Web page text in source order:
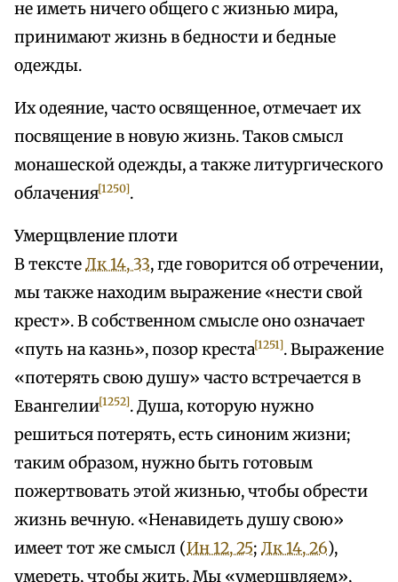
не иметь ничего общего с жизнью мира,
принимают жизнь в бедности и бедные
одежды.
Их одеяние, часто освященное, отмечает их
посвящение в новую жизнь. Таков смысл
монашеской одежды, а также литургического
облачения[1250].
Умерщвление плоти
В текстеЛк 14, 33, где говорится об отречении,
мы также находим выражение «нести свой
крест». В собственном смысле оно означает
«путь на казнь», позор креста[1251]. Выражение
«потерять свою душу» часто встречается в
Евангелии[1252]. Душа, которую нужно
решиться потерять, есть синоним жизни;
таким образом, нужно быть готовым
пожертвовать этой жизнью, чтобы обрести
жизнь вечную. «Ненавидеть душу свою»
имеет тот же смысл (Ин 12, 25; Лк 14, 26),
умереть, чтобы жить. Мы «умерщвляем»,